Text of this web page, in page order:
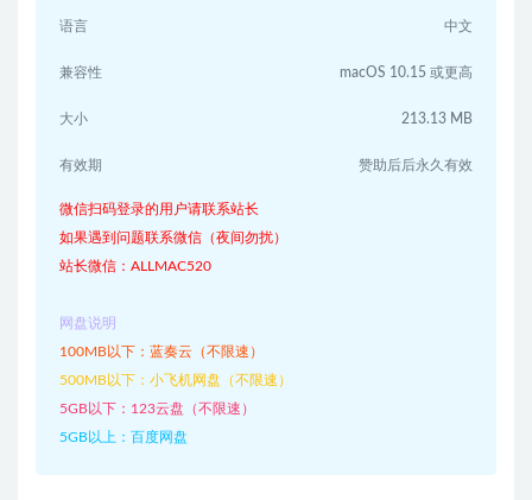
语言 中文
兼容性 macOS 10.15 或更高
大小 213.13 MB
有效期 赞助后后永久有效
微信扫码登录的用户请联系站长
如果遇到问题联系微信（夜间勿扰）
站长微信：ALLMAC520
网盘说明
100MB以下：蓝奏云（不限速）
500MB以下：小飞机网盘（不限速）
5GB以下：123云盘（不限速）
5GB以上：百度网盘